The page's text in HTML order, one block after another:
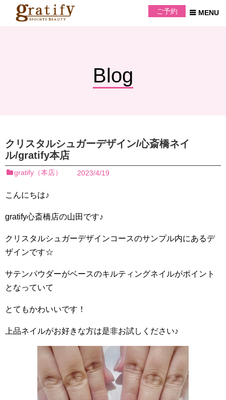
ご予約
Blog
クリスタルシュガーデザイン/心斎橋ネイ
ル/gratify本店
2023/4/19
gratify（本店）
こんにちは♪
gratify心斎橋店の山田です♪
クリスタルシュガーデザインコースのサンプル内にあるデ
ザインです☆
サテンパウダーがベースのキルティングネイルがポイント
となっていて
とてもかわいいです！
上品ネイルがお好きな方は是非お試しください♪